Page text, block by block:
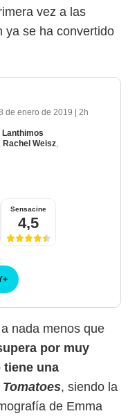
vez a las
ya se ha convertido
de enero de 2019 | 2h
Lanthimos
Rachel Weisz
Sensacine
4,5
+
nada menos que
por muy
tiene una
, siendo la
de Emma